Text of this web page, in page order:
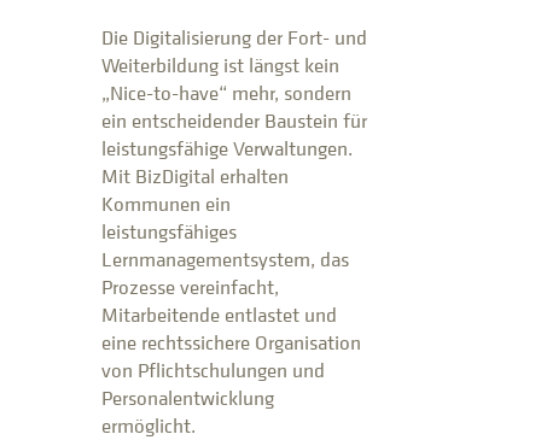
Die Digitalisierung der Fort- und
Weiterbildung ist längst kein
„Nice-to-have“ mehr, sondern
ein entscheidender Baustein für
leistungsfähige Verwaltungen.
Mit BizDigital erhalten
Kommunen ein
leistungsfähiges
Lernmanagementsystem, das
Prozesse vereinfacht,
Mitarbeitende entlastet und
eine rechtssichere Organisation
von Pflichtschulungen und
Personalentwicklung
ermöglicht.